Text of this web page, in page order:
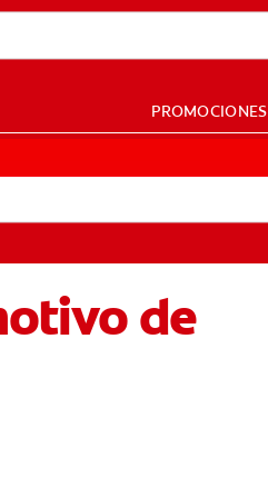
PROMOCIONES
de